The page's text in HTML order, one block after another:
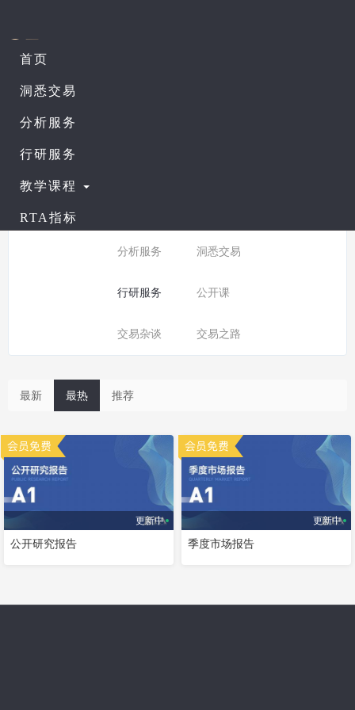
首页
洞悉交易
分析服务
行研服务
教学课程
RTA指标
课程列表
所有分类：
分析服务 洞悉交易
行研服务 公开课
交易杂谈 交易之路
最新 最热 推荐
更新中
公开研究报告
更新中
季度市场报告